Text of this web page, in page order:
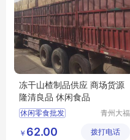
冻干山楂制品供应 商场货源
隆清良品 休闲食品
休闲零食批发
隆清良品山楂食品批发
青州大福
展有限公
￥ 62.00 拨打电话